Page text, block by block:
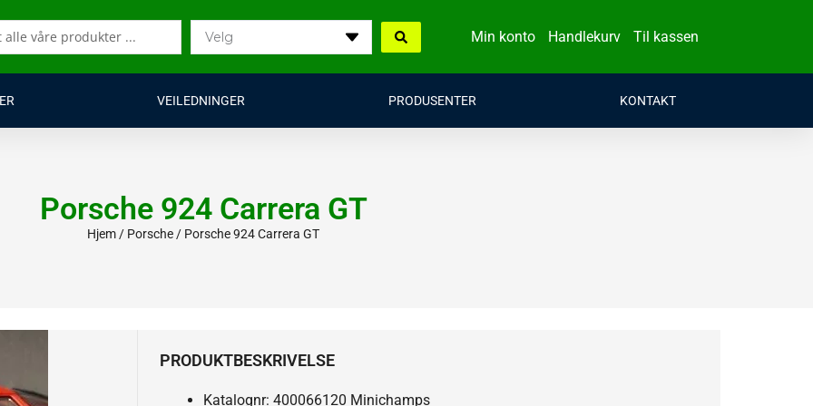
Min konto Handlekurv Til kassen
VEILEDNINGER PRODUSENTER KONTAKT
Porsche 924 Carrera GT
Hjem / Porsche / Porsche 924 Carrera GT
PRODUKTBESKRIVELSE
Katalognr: 400066120 Minichamps